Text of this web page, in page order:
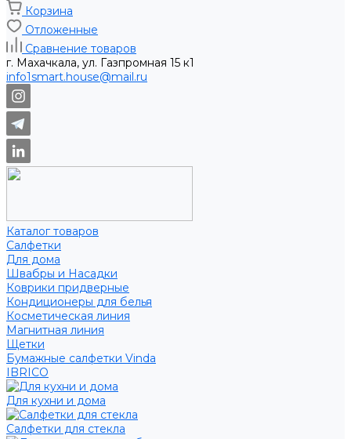
Корзина
Отложенные
Сравнение товаров
г. Махачкала, ул. Газпромная 15 к1
info1smart.house@mail.ru
Каталог товаров
Салфетки
Для дома
Швабры и Насадки
Коврики придверные
Кондиционеры для белья
Косметическая линия
Магнитная линия
Щетки
Бумажные салфетки Vinda
IBRICO
Для кухни и дома
Салфетки для стекла